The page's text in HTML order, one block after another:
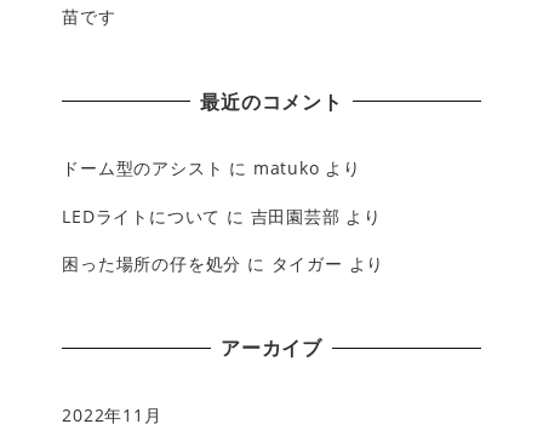
苗です
最近のコメント
ドーム型のアシスト に matuko より
LEDライトについて に 吉田園芸部 より
困った場所の仔を処分 に タイガー より
アーカイブ
2022年11月